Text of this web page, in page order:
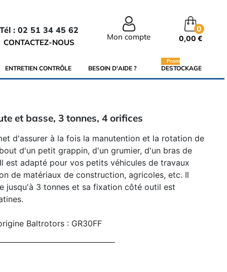
Tél : 02 51 34 45 62
CONTACTEZ-NOUS
Mon compte
0
0,00 €
ENTRETIEN CONTRÔLE BESOIN D'AIDE ? DESTOCKAGE
Promo
et basse, 3 tonnes, 4 orifices
d'assurer à la fois la manutention et la rotation de
d'un petit grappin, d'un grumier, d'un bras de
est adapté pour vos petits véhicules de travaux
de matériaux de construction, agricoles, etc. Il
jusqu'à 3 tonnes et sa fixation côté outil est
Baltrotors : GR30FF